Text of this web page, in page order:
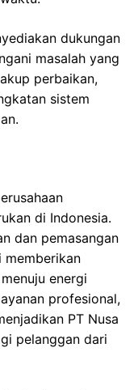
dukungan
masalah yang
perbaikan,
sistem
di Indonesia.
dan pemasangan
memberikan
energi
profesional,
PT Nusa
pelanggan dari